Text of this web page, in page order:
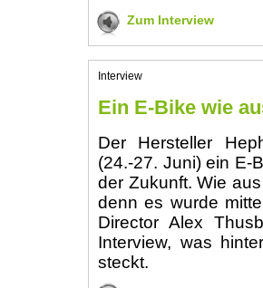
Zum Interview
Interview
Ein E-Bike wie
Der Hersteller
(24.-27. Juni) ein E-
der Zukunft. Wie
denn es wurde
Director Alex
Interview, was
steckt.